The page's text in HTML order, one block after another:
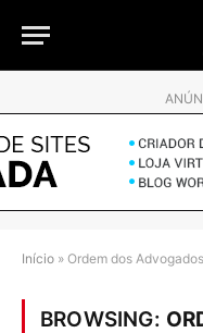
Início » Ordem dos
BROWSING: